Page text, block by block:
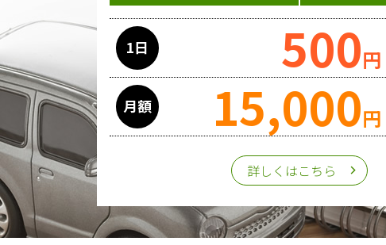
1日 500円
月額 15,000円
詳しくはこちら